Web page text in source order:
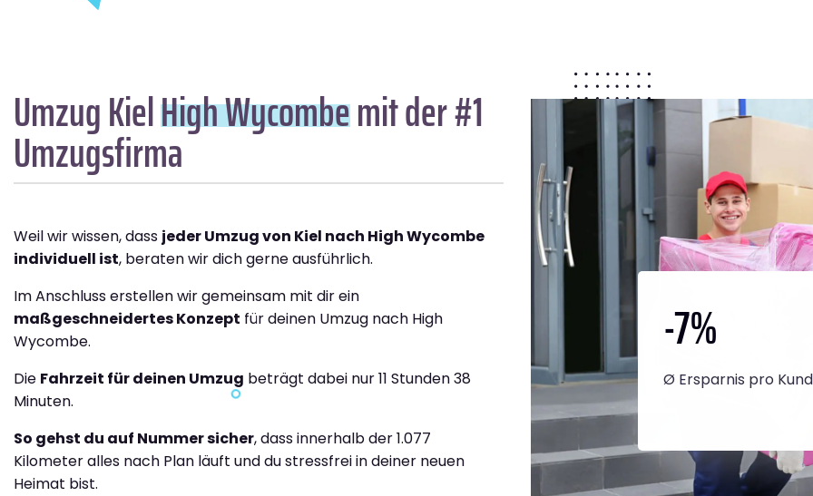
Umzug KielHigh Wycombemit der #1
Umzugsfirma
Weil wir wissen, dass jeder Umzug von Kiel nach High Wycombe
individuell ist, beraten wir dich gerne ausführlich.
Im Anschluss erstellen wir gemeinsam mit dir ein
maßgeschneidertes Konzept für deinen Umzug nach High
Wycombe.
Die Fahrzeit für deinen Umzug beträgt dabei nur 11 Stunden 38
Minuten.
So gehst du auf Nummer sicher, dass innerhalb der 1.077
Kilometer alles nach Plan läuft und du stressfrei in deiner neuen
Heimat bist.
-7%
Ø Ersparnis pro